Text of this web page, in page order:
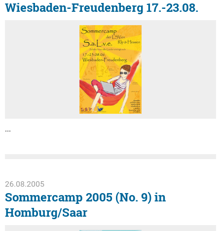
Wiesbaden-Freudenberg 17.-23.08.
...
26.08.2005
Sommercamp 2005 (No. 9) in
Homburg/Saar